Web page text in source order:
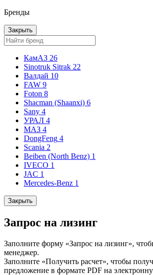
Бренды
Закрыть
КамАЗ 26
Sinotruk Sitrak 22
Валдай 10
FAW 9
Foton 8
Shacman (Shaanxi) 6
Sany 4
УРАЛ 4
МАЗ 4
DongFeng 4
Scania 2
Beiben (North Benz) 1
IVECO 1
JAC 1
Mercedes-Benz 1
Закрыть
Запрос на лизинг
Заполните форму «Запрос на лизинг»,
менеджер.
Заполните «Получить расчет», чтобы
предложение в формате PDF на